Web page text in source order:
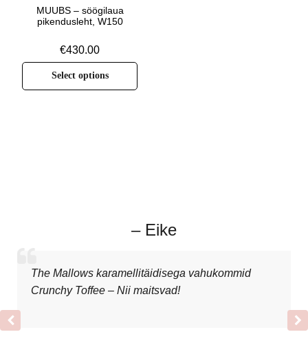
MUUBS – söögilaua
pikendusleht, W150
€430.00
Select options
– Eike
The Mallows karamellitäidisega vahukommid
Crunchy Toffee – Nii maitsvad!